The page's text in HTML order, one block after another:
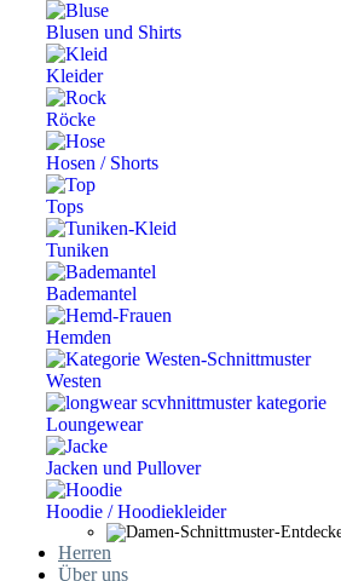
Blusen und Shirts
Kleider
Röcke
Hosen / Shorts
Tops
Tuniken
Bademantel
Hemden
Westen
Loungewear
Jacken und Pullover
Hoodie / Hoodiekleider
Herren
Über uns